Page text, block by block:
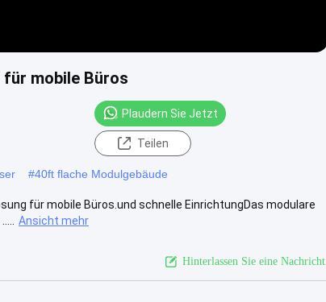
mobile Büros
Plaudern Sie Jetzt
Teilen
#40ft flache Modulgebäude
für mobile Büros.und schnelle EinrichtungDas modulare
Ansicht mehr
Hinterlassen Sie eine Nachricht.